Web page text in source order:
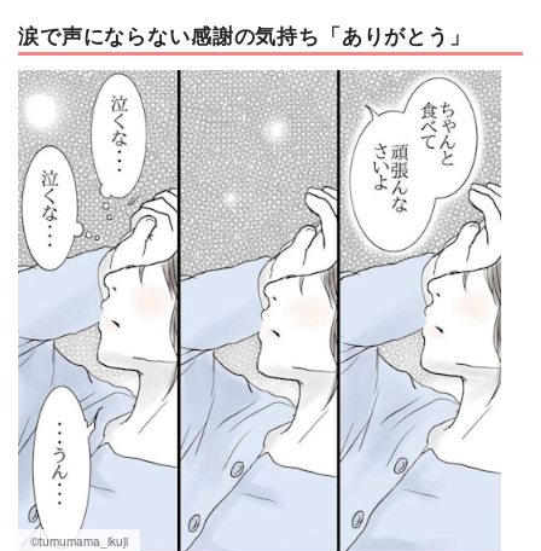
涙で声にならない感謝の気持ち「ありがとう」
©tumumama_ikuji